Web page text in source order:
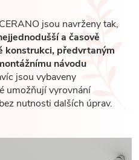
jsou navrženy tak,
a časově
konstrukci, předvrtaným
návodu
jsou vybaveny
umožňují vyrovnání
nutnosti dalších úprav.